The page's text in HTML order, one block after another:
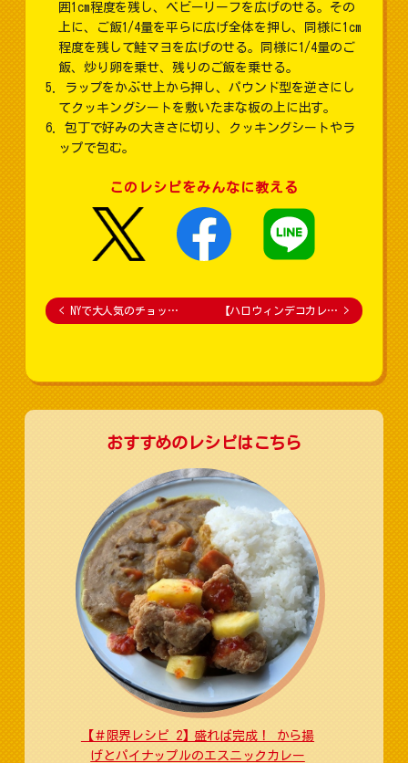
囲1cm程度を残し、ベビーリーフを広げのせる。その
上に、ご飯1/4量を平らに広げ全体を押し、同様に1cm
程度を残して鮭マヨを広げのせる。同様に1/4量のご
飯、炒り卵を乗せ、残りのご飯を乗せる。
ラップをかぶせ上から押し、パウンド型を逆さにし
てクッキングシートを敷いたまな板の上に出す。
包丁で好みの大きさに切り、クッキングシートやラ
ップで包む。
このレシピをみんなに教える
< NYで大人気のチョッ… 【ハロウィンデコカレ… >
おすすめのレシピはこちら
【＃限界レシピ 2】盛れば完成！ から揚
げとパイナップルのエスニックカレー